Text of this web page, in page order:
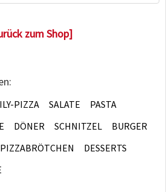
zum Shop]
PIZZA SALATE
PASTA
DÖNER SCHNITZEL
BURGER
PIZZABRÖTCHEN
DESSERTS